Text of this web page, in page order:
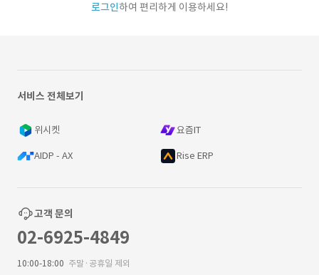
로그인하여 편리하게 이용하세요!
서비스 전체보기
위시켓 요즘IT
AIDP - AX Rise ERP
고객 문의
02-6925-4849
10:00-18:00 주말·공휴일 제외